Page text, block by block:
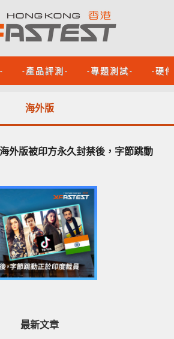
-產品評測- -專題測試- -硬
海外版
外版被印方永久封禁後，字節跳動
最新文章